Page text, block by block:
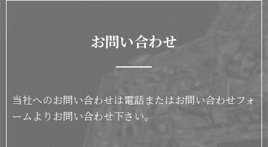
お問い合わせ
当社へのお問い合わせは電話またはお問い合わせフォ
ームよりお問い合わせ下さい。